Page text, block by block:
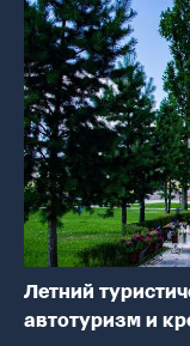
Летний
автотуризм и